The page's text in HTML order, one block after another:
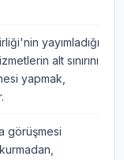
yayımladığı
alt sınırını
yapmak,
görüşmesi